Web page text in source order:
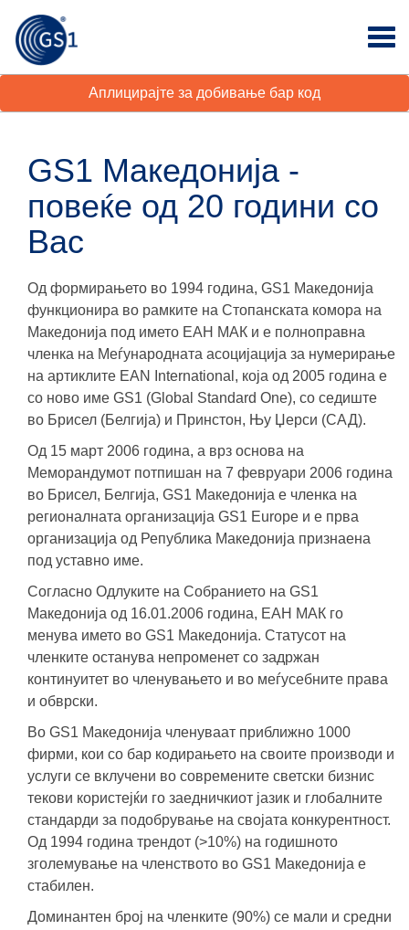
Аплицирајте за добивање бар код
GS1 Македонија -
повеќе од 20 години со
Вас
Од формирањето во 1994 година, GS1 Македонија
функционира во рамките на Стопанската комора на
Македонија под името ЕАН МАК и е полноправна
членка на Меѓународната асоцијација за нумерирање
на артиклите EAN International, која од 2005 година е
со ново име GS1 (Global Standard One), со седиште
во Брисел (Белгија) и Принстон, Њу Џерси (САД).
Од 15 март 2006 година, а врз основа на
Меморандумот потпишан на 7 февруари 2006 година
во Брисел, Белгија, GS1 Македонија е членка на
регионалната организација GS1 Europe и е прва
организација од Република Македонија признаена
под уставно име.
Согласно Одлуките на Собранието на GS1
Македонија од 16.01.2006 година, ЕАН МАК го
менува името во GS1 Македонија. Статусот на
членките останува непроменет со задржан
континуитет во членувањето и во меѓусебните права
и обврски.
Во GS1 Македонија членуваат приближно 1000
фирми, кои со бар кодирањето на своите производи и
услуги се вклучени во современите светски бизнис
текови користејќи го заедничкиот јазик и глобалните
стандарди за подобрување на својата конкурентност.
Од 1994 година трендот (>10%) на годишното
зголемување на членството во GS1 Македонија е
стабилен.
Доминантен број на членките (90%) се мали и средни